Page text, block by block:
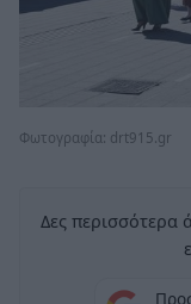
Φωτογραφία: drt915.gr
Δες περισσότερα